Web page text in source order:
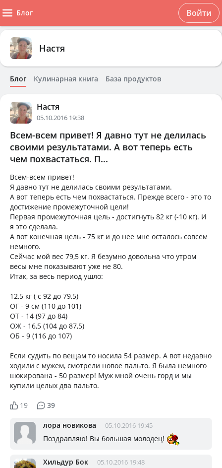
Блог Войти
Настя
Блог Кулинарная книга База продуктов
Настя
05.10.2016 19:38
Всем-всем привет! Я давно тут не делилась
своими результатами. А вот теперь есть
чем похвастаться. П...
Всем-всем привет!
Я давно тут не делилась своими результатами.
А вот теперь есть чем похвастаться. Прежде всего - это то
достижение промежуточной цели!
Первая промежуточная цель - достигнуть 82 кг (-10 кг). И
я это сделала.
А вот конечная цель - 75 кг и до нее мне осталось совсем
немного.
Сейчас мой вес 79,5 кг. Я безумно довольна что утром
весы мне показывают уже не 80.
Итак, за весь период ушло:
12,5 кг ( с 92 до 79,5)
ОГ - 9 см (110 до 101)
ОТ - 14 (97 до 84)
ОЖ - 16,5 (104 до 87,5)
ОБ - 9 (116 до 107)
Если судить по вещам то носила 54 размер. А вот недавно
ходили с мужем, смотрели новое пальто. Я была немного
шокирована - 50 размер! Муж мной очень горд и мы
купили целых два пальто.
19 39
лора новикова 05.10.2016 19:45
Поздравляю! Вы большая молодец!
Хильдур Бок 05.10.2016 19:48